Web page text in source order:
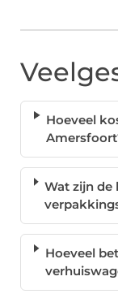
Hoeveel
Wat zijn de
Hoeveel